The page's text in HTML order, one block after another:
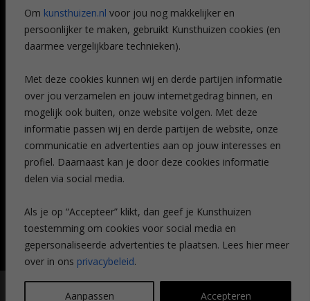
Om kunsthuizen.nl voor jou nog makkelijker en
persoonlijker te maken, gebruikt Kunsthuizen cookies (en
daarmee vergelijkbare technieken).
Met deze cookies kunnen wij en derde partijen informatie
over jou verzamelen en jouw internetgedrag binnen, en
mogelijk ook buiten, onze website volgen. Met deze
informatie passen wij en derde partijen de website, onze
communicatie en advertenties aan op jouw interesses en
profiel. Daarnaast kan je door deze cookies informatie
delen via social media.
Als je op “Accepteer” klikt, dan geef je Kunsthuizen
toestemming om cookies voor social media en
gepersonaliseerde advertenties te plaatsen. Lees hier meer
over in ons privacybeleid.
Aanpassen Accepteren
Veelgestelde vragen
CONTACT
Leiden
Amsterdam
Breda
Favorieten
Mijn art alert
NIEUWSBRIEF
© Kunsthuizen 2026 All rights reserved | Disclaimer